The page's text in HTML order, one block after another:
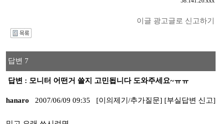
이글 광고글로 신고하기
답변 7
답변 : 모니터 어떤거 쓸지 고민됩니다 도와주세요~ㅠㅠ
hanaro 2007/06/09 09:35 [이의제기/추가질문] [부실답변 신고]